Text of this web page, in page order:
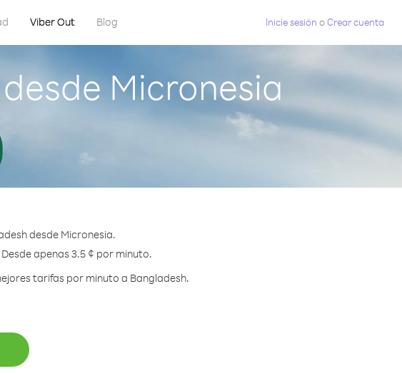
Viber Out Blog Inicie sesión oCrear cuenta
Micronesia
desde Micronesia.
apenas 3.5 ¢ por minuto.
tarifas por minuto a Bangladesh.